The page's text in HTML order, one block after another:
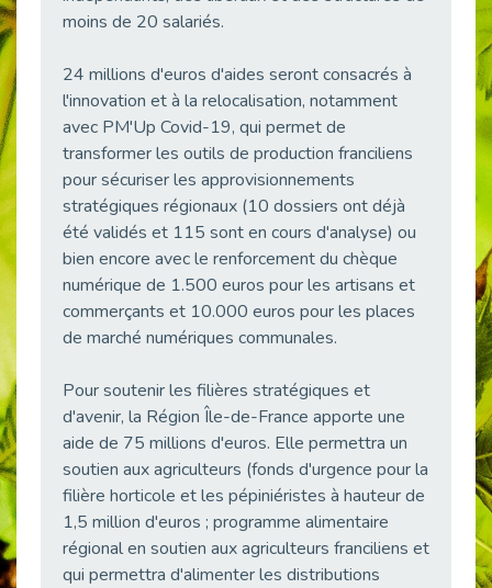
28 avril : Agir ensemble pour une culture de prévention au travail
Publié le 27/04/2026
Mobilisation pour l’alternance et le handicap
Publié le 24/04/2026
Handicap moteur et emploi : réussir ses recrutements vidéo
Publié le 23/04/2026
Témoignage : "Le maintien en emploi est un investissement, pas une contrainte."
Publié le 22/04/2026
L’équipe de Cap Emploi 92 s’agrandit : Bienvenue à Charmila, Khoudia et Fadila !
Publié le 20/04/2026
Publié le 20/04/2026
Emploi et Handicap : Une alliance de style entre Cap Emploi 92 et La Cravate Solidaire
Publié le 20/04/2026
Cap Emploi 92 s'engage pour la santé mentale : La formation PSSM au cœur de l'accompagnement
Publié le 13/04/2026
Recrutement et Handicap : Et si vous testiez avant de vous engager ?
Publié le 13/04/2026
moins de 20 salariés.
24 millions d'euros d'aides seront consacrés à
l'innovation et à la relocalisation, notamment
avec PM'Up Covid-19, qui permet de
transformer les outils de production franciliens
pour sécuriser les approvisionnements
stratégiques régionaux (10 dossiers ont déjà
été validés et 115 sont en cours d'analyse) ou
bien encore avec le renforcement du chèque
numérique de 1.500 euros pour les artisans et
commerçants et 10.000 euros pour les places
de marché numériques communales.
Pour soutenir les filières stratégiques et
d'avenir, la Région Île-de-France apporte une
aide de 75 millions d'euros. Elle permettra un
soutien aux agriculteurs (fonds d'urgence pour la
filière horticole et les pépiniéristes à hauteur de
1,5 million d'euros ; programme alimentaire
régional en soutien aux agriculteurs franciliens et
qui permettra d'alimenter les distributions